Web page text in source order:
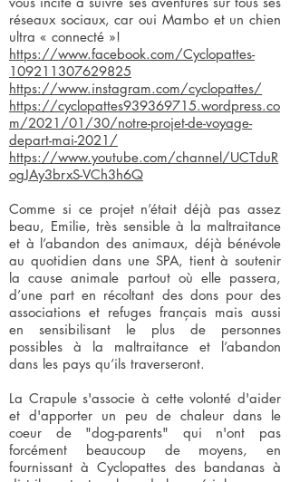
réseaux sociaux, car oui Mambo et un chien
ultra « connecté »!
https://www.facebook.com/Cyclopattes-
109211307629825
https://www.instagram.com/cyclopattes/
https://cyclopattes939369715.wordpress.co
m/2021/01/30/notre-projet-de-voyage-
depart-mai-2021/
https://www.youtube.com/channel/UCTduR
ogJAy3brxS-VCh3h6Q
Comme si ce projet n’était déjà pas assez
beau, Emilie, très sensible à la maltraitance
et à l’abandon des animaux, déjà bénévole
au quotidien dans une SPA, tient à soutenir
la cause animale partout où elle passera,
d’une part en récoltant des dons pour des
associations et refuges français mais aussi
en sensibilisant le plus de personnes
possibles à la maltraitance et l’abandon
dans les pays qu’ils traverseront.
La Crapule s'associe à cette volonté d'aider
et d'apporter un peu de chaleur dans le
coeur de "dog-parents" qui n'ont pas
forcément beaucoup de moyens, en
fournissant à Cyclopattes des bandanas à